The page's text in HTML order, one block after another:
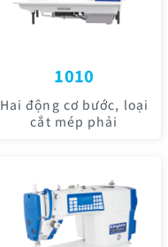
1010
Hai động cơ bước, loại
cắt mép phải